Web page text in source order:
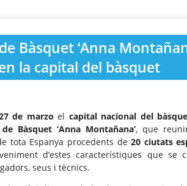
Bàsquet ‘Anna
la capital del bàsquet
de marzoel capital nacional del
Bàsquet ‘Anna Montañana’, que
tota Espanya procedents de20 ciutats
d’estes característiques que se
seus i tècnics.